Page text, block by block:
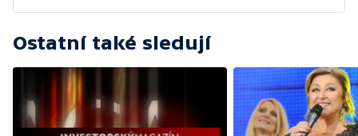
Ostatní také sledují